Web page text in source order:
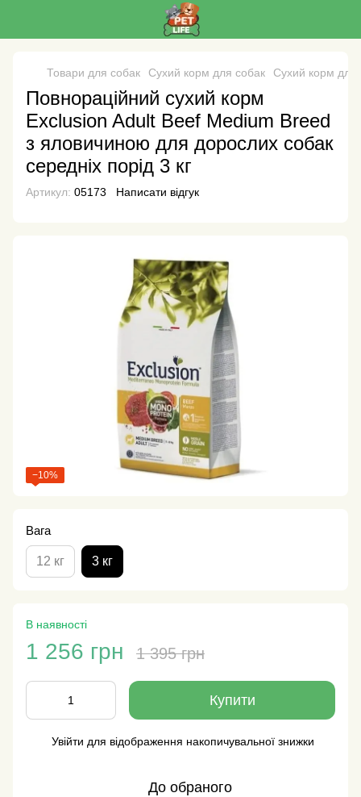
Товари для собак Сухий корм для собак Сухий корм для
Повнораційний сухий корм
Exclusion Adult Beef Medium Breed
з яловичиною для дорослих собак
середніх порід 3 кг
Артикул: 05173 Написати відгук
−10%
Вага
12 кг 3 кг
В наявності
1 256 грн 1 395 грн
Купити
Увійти для відображення накопичувальної знижки
До обраного